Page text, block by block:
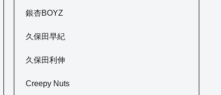
銀杏BOYZ
久保田早紀
久保田利伸
Creepy Nuts